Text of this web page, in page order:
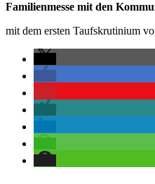
Familienmesse mit den
mit dem ersten Taufskrutinium